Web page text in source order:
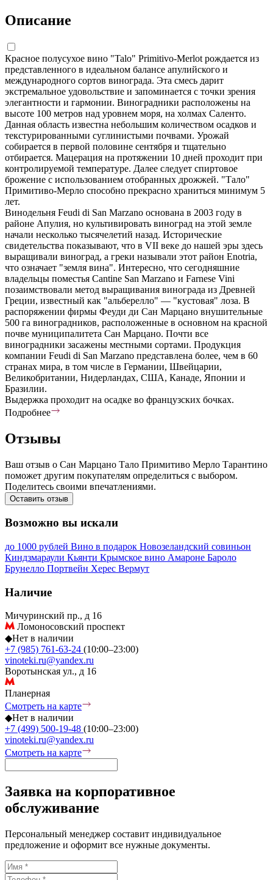
Описание
Красное полусухое вино "Talo" Primitivo-Merlot рождается из
представленного в идеальном балансе апулийского и
международного сортов винограда. Эта смесь дарит
экстремальное удовольствие и запоминается с точки зрения
элегантности и гармонии. Виноградники расположены на
высоте 100 метров над уровнем моря, на холмах Саленто.
Данная область известна небольшим количеством осадков и
текстурированными суглинистыми почвами. Урожай
собирается в первой половине сентября и тщательно
отбирается. Мацерация на протяжении 10 дней проходит при
контролируемой температуре. Далее следует спиртовое
брожение с использованием отобранных дрожжей. "Тало"
Примитиво-Мерло способно прекрасно храниться минимум 5
лет.
Винодельня Feudi di San Marzano основана в 2003 году в
районе Апулия, но культивировать виноград на этой земле
начали несколько тысячелетий назад. Исторические
свидетельства показывают, что в VII веке до нашей эры здесь
выращивали виноград, а греки называли этот район Enotria,
что означает "земля вина". Интересно, что сегодняшние
владельцы поместья Cantine San Marzano и Farnese Vini
позаимствовали метод выращивания винограда из Древней
Греции, известный как "альберелло" — "кустовая" лоза. В
распоряжении фирмы Феуди ди Сан Марцано внушительные
500 га виноградников, расположенные в основном на красной
почве муниципалитета Сан Марцано. Почти все
виноградники засажены местными сортами. Продукция
компании Feudi di San Marzano представлена более, чем в 60
странах мира, в том числе в Германии, Швейцарии,
Великобритании, Нидерландах, США, Канаде, Японии и
Бразилии.
Выдержка проходит на осадке во французских бочках.
Подробнее
Отзывы
Ваш отзыв о Сан Марцано Тало Примитиво Мерло Тарантино
поможет другим покупателям определиться с выбором.
Поделитесь своими впечатлениями.
Оставить отзыв
Возможно вы искали
до 1000 рублей Вино в подарок Новозеландский совиньон
Киндзмараули Кьянти Крымское вино Амароне Бароло
Брунелло Портвейн Херес Вермут
Наличие
Мичуринский пр., д 16
Ломоносовский проспект
◆Нет в наличии
+7 (985) 761-63-24 (10:00–23:00)
vinoteki.ru@yandex.ru
Воротынская ул., д 16
Планерная
Смотреть на карте
◆Нет в наличии
+7 (499) 500-19-48 (10:00–23:00)
vinoteki.ru@yandex.ru
Смотреть на карте
Заявка на корпоративное
обслуживание
Персональный менеджер составит индивидуальное
предложение и оформит все нужные документы.